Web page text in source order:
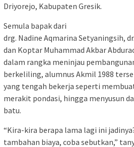
Driyorejo, Kabupaten Gresik.
Semula bapak dari
drg. Nadine Aqmarina Setyaningsih,
dan Koptar Muhammad Akbar
dalam rangka meninjau
berkeliling, alumnus Akmil 1988
yang tengah bekerja seperti
merakit pondasi, hingga menyusun
batu.
“Kira-kira berapa lama lagi ini
tambahan biaya, coba sebutkan,”